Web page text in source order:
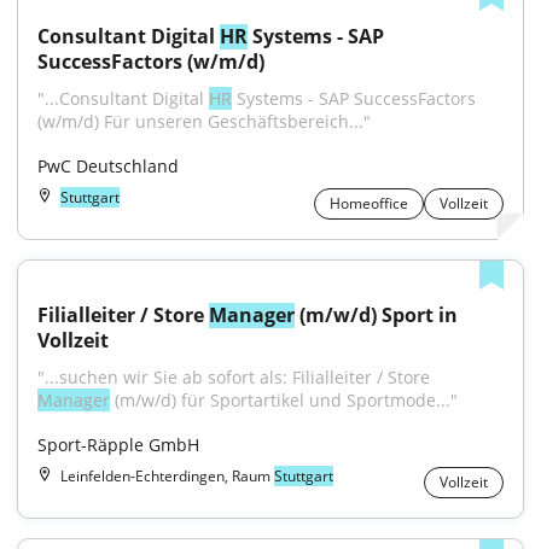
Consultant Digital HR Systems - SAP
SuccessFactors (w/m/d)
"...Consultant Digital HR Systems - SAP SuccessFactors
(w/m/d) Für unseren Geschäftsbereich..."
PwC Deutschland
Stuttgart Homeoffice Vollzeit
Filialleiter / Store Manager (m/w/d) Sport in
Vollzeit
Manager (m/w/d) für Sportartikel und Sportmode..."
Sport-Räpple GmbH
Leinfelden-Echterdingen, RaumStuttgart Vollzeit